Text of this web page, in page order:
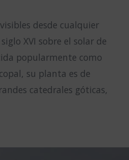
desde cualquier
XVI sobre el solar de
popularmente como
su planta es de
catedrales góticas,